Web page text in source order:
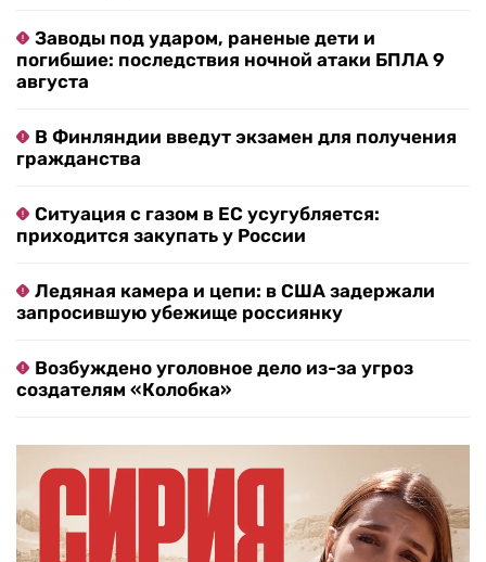
Заводы под ударом, раненые дети и
погибшие: последствия ночной атаки БПЛА 9
августа
В Финляндии введут экзамен для получения
гражданства
Ситуация с газом в ЕС усугубляется:
приходится закупать у России
Ледяная камера и цепи: в США задержали
запросившую убежище россиянку
Возбуждено уголовное дело из-за угроз
создателям «Колобка»